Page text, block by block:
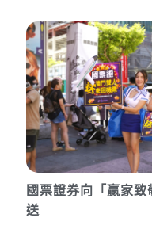
國票證券向「贏家
送